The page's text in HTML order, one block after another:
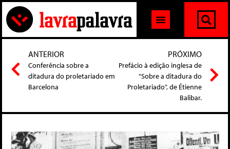
ANTERIOR
Conferência sobre a
ditadura do proletariado em
Barcelona
PRÓXIMO
Prefácio à edição inglesa de
“Sobre a ditadura do
Proletariado”, de Étienne
Balibar.